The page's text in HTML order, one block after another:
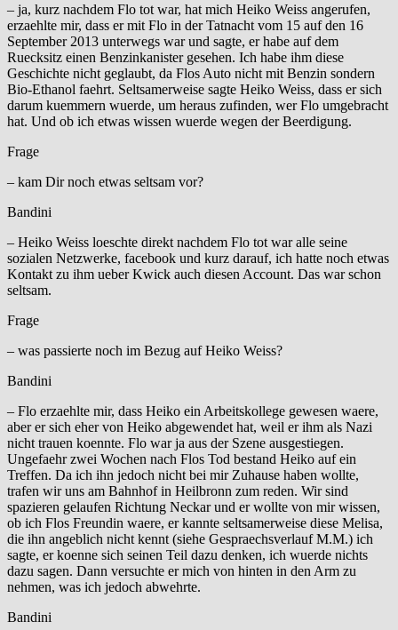
– ja, kurz nachdem Flo tot war, hat mich Heiko Weiss angerufen,
erzaehlte mir, dass er mit Flo in der Tatnacht vom 15 auf den 16
September 2013 unterwegs war und sagte, er habe auf dem
Ruecksitz einen Benzinkanister gesehen. Ich habe ihm diese
Geschichte nicht geglaubt, da Flos Auto nicht mit Benzin sondern
Bio-Ethanol faehrt. Seltsamerweise sagte Heiko Weiss, dass er sich
darum kuemmern wuerde, um heraus zufinden, wer Flo umgebracht
hat. Und ob ich etwas wissen wuerde wegen der Beerdigung.
Frage
– kam Dir noch etwas seltsam vor?
Bandini
– Heiko Weiss loeschte direkt nachdem Flo tot war alle seine
sozialen Netzwerke, facebook und kurz darauf, ich hatte noch etwas
Kontakt zu ihm ueber Kwick auch diesen Account. Das war schon
seltsam.
Frage
– was passierte noch im Bezug auf Heiko Weiss?
Bandini
– Flo erzaehlte mir, dass Heiko ein Arbeitskollege gewesen waere,
aber er sich eher von Heiko abgewendet hat, weil er ihm als Nazi
nicht trauen koennte. Flo war ja aus der Szene ausgestiegen.
Ungefaehr zwei Wochen nach Flos Tod bestand Heiko auf ein
Treffen. Da ich ihn jedoch nicht bei mir Zuhause haben wollte,
trafen wir uns am Bahnhof in Heilbronn zum reden. Wir sind
spazieren gelaufen Richtung Neckar und er wollte von mir wissen,
ob ich Flos Freundin waere, er kannte seltsamerweise diese Melisa,
die ihn angeblich nicht kennt (siehe Gespraechsverlauf M.M.) ich
sagte, er koenne sich seinen Teil dazu denken, ich wuerde nichts
dazu sagen. Dann versuchte er mich von hinten in den Arm zu
nehmen, was ich jedoch abwehrte.
Bandini